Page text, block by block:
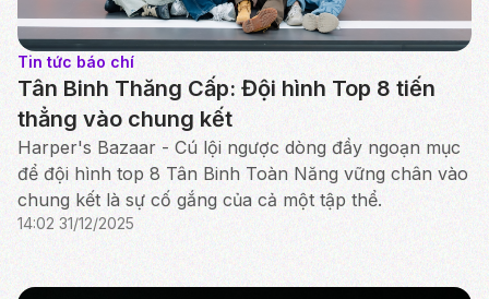
Tin tức báo chí
Tân Binh Thăng Cấp: Đội hình Top 8 tiến
thẳng vào chung kết
Harper's Bazaar - Cú lội ngược dòng đầy ngoạn mục
để đội hình top 8 Tân Binh Toàn Năng vững chân vào
chung kết là sự cố gắng của cả một tập thể.
14:02 31/12/2025